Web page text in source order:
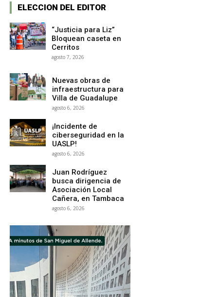
ELECCION DEL EDITOR
“Justicia para Liz”
Bloquean caseta en
Cerritos
agosto 7, 2026
Nuevas obras de
infraestructura para
Villa de Guadalupe
agosto 6, 2026
¡Incidente de
ciberseguridad en la
UASLP!
agosto 6, 2026
Juan Rodríguez
busca dirigencia de
Asociación Local
Cañera, en Tambaca
agosto 6, 2026